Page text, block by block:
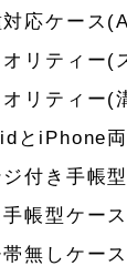
対応ケース
リティー(
リティー(
とiPhone
付き手帳
帳型ケース
帯無しケー